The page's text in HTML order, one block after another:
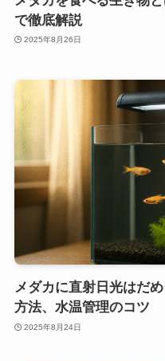
で徹底解説
2025年8月26日
メダカに直射日光はだ
方法、水温管理のコツ
2025年8月24日